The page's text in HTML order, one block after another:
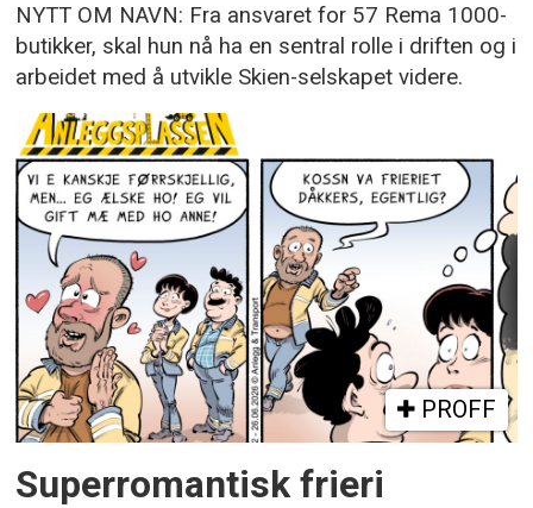
NYTT OM NAVN: Fra ansvaret for 57 Rema 1000-
butikker, skal hun nå ha en sentral rolle i driften og i
arbeidet med å utvikle Skien-selskapet videre.
PROFF
Superromantisk frieri